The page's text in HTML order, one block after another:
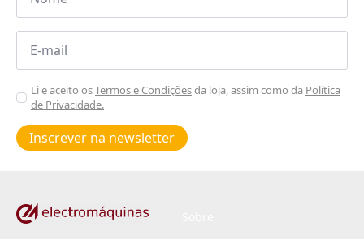
Email
Aceitar
Poiticas
de
privacidade
Li e aceito osTermos e Condiçõesda loja, assim como da Política
de Privacidade.
Inscrever na newsletter